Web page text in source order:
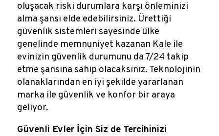
oluşacak riski durumlara karşı önleminizi
alma şansı elde edebilirsiniz. Ürettiği
güvenlik sistemleri sayesinde ülke
genelinde memnuniyet kazanan Kale ile
evinizin güvenlik durumunu da 7/24 takip
etme şansına sahip olacaksınız. Teknolojinin
olanaklarından en iyi şekilde yararlanan
marka ile güvenlik ve konfor bir araya
geliyor.
Güvenli Evler İçin Siz de Tercihinizi